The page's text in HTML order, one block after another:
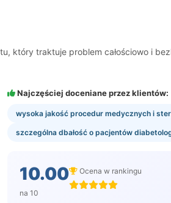
który traktuje problem całościowo i
Najczęściej doceniane przez klientów:
wysoka jakość procedur medycznych i
szczególna dbałość o pacjentów
10.00
na 10
Ocena w rankingu